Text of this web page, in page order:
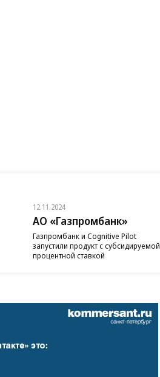
12.11.2024
АО «Газпромбанк»
Газпромбанк и Cognitive Pilot
запустили продукт с субсидируемой
процентной ставкой